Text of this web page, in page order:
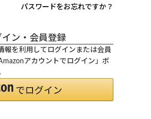
パスワードをお忘れですか？
ン・会員登録
報を利用してログインまたは会員
アカウントでログイン」ボ